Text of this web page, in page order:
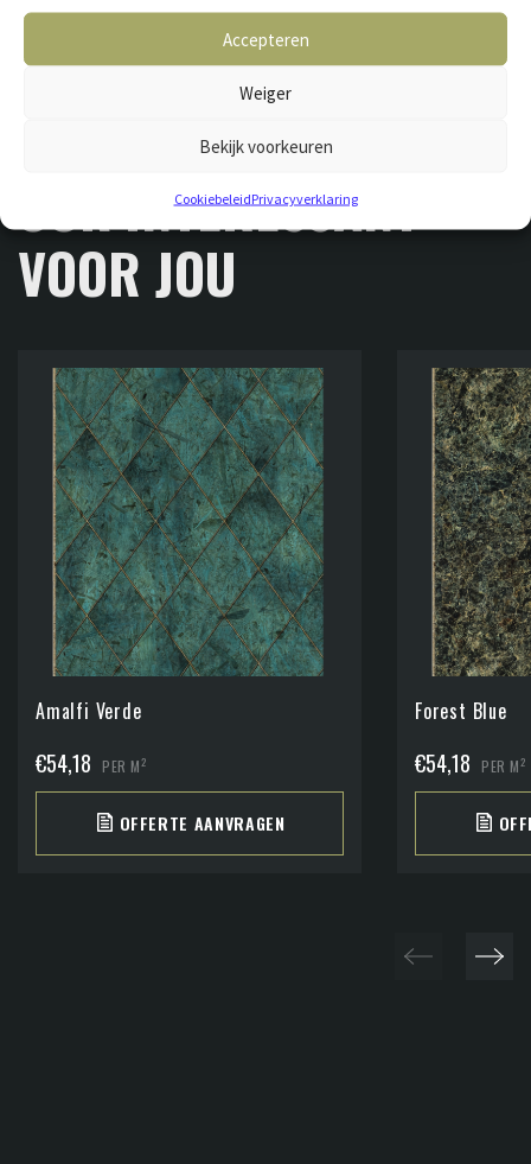
Accepteren
Weiger
Bekijk voorkeuren
CookiebeleidPrivacyverklaring
GERELATEERDE VLOEREN
OOK INTERESSANT
VOOR JOU
Amalfi Verde
€54,18 PER M2
OFFERTE AANVRAGEN
Forest Blue
€54,18 PER M2